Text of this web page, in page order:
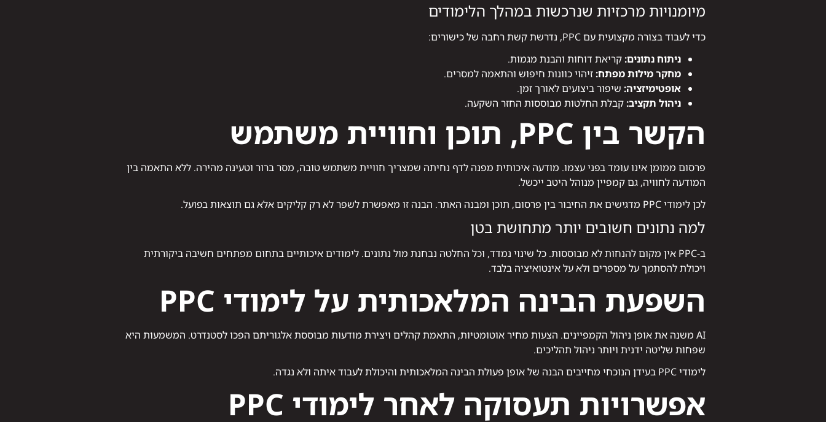
מיומנויות מרכזיות שנרכשות במהלך הלימודים
כדי לעבוד בצורה מקצועית עם PPC, נדרשת קשת רחבה של כישורים:
ניתוח נתונים:קריאת דוחות והבנת מגמות.
מחקר מילות מפתח:זיהוי כוונות חיפוש והתאמה למסרים.
אופטימיזציה: שיפור ביצועים לאורך זמן.
ניהול תקציב:קבלת החלטות מבוססות החזר השקעה.
הקשר בין PPC, תוכן וחוויית משתמש
פרסום ממומן אינו עומד בפני עצמו. מודעה איכותית מפנה לדף נחיתה שמצריך חוויית משתמש טובה, מסר ברור וטעינה מהירה. ללא התאמה בין
המודעה לחוויה, גם קמפיין מנוהל היטב ייכשל.
לכן לימודי PPC מדגישים את החיבור בין פרסום, תוכן ומבנה האתר. הבנה זו מאפשרת לשפר לא רק קליקים אלא גם תוצאות בפועל.
למה נתונים חשובים יותר מתחושת בטן
ב-PPC אין מקום להנחות לא מבוססות. כל שינוי נמדד, וכל החלטה נבחנת מול נתונים. לימודים איכותיים בתחום מפתחים חשיבה ביקורתית
ויכולת להסתמך על מספרים ולא על אינטואיציה בלבד.
השפעת הבינה המלאכותית על לימודי PPC
AI משנה את אופן ניהול הקמפיינים. הצעות מחיר אוטומטיות, התאמת קהלים ויצירת מודעות מבוססת אלגוריתם הפכו לסטנדרט. המשמעות היא
שפחות שליטה ידנית ויותר ניהול תהליכים.
לימודי PPC בעידן הנוכחי מחייבים הבנה של אופן פעולת הבינה המלאכותית והיכולת לעבוד איתה ולא נגדה.
אפשרויות תעסוקה לאחר לימודי PPC